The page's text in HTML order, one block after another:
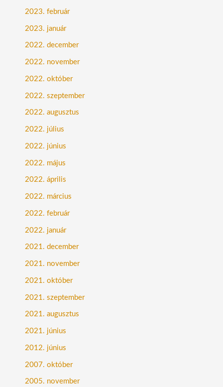
2023. február
2023. január
2022. december
2022. november
2022. október
2022. szeptember
2022. augusztus
2022. július
2022. június
2022. május
2022. április
2022. március
2022. február
2022. január
2021. december
2021. november
2021. október
2021. szeptember
2021. augusztus
2021. június
2012. június
2007. október
2005. november